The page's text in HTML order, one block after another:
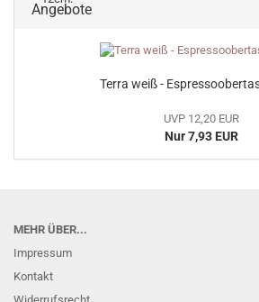
Angebote
Terra weiß -
UVP 12,20 EUR
Nur 7,93 EUR
MEHR ÜBER...
Impressum
Kontakt